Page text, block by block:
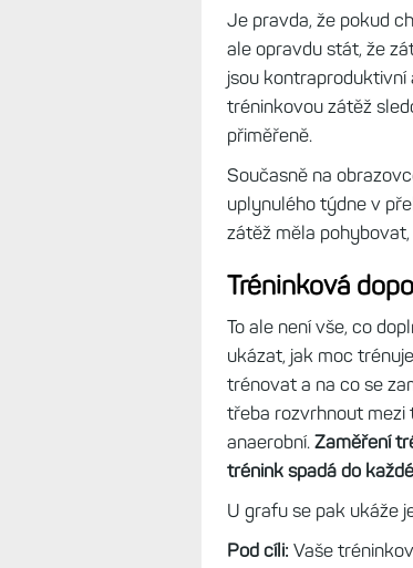
Je pravda, že pokud
ale opravdu stát, že
jsou kontraproduktivní
tréninkovou zátěž
přiměřeně.
Současně na
uplynulého týdne v
zátěž měla
Tréninková
To ale není vše, co
ukázat, jak moc
trénovat a na co se
třeba rozvrhnout mezi
anaerobní. Zaměření
trénink spadá do
U grafu se pak ukáže
Pod cíli: Vaše